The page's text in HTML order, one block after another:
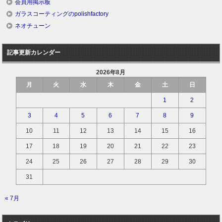
会員用掲示板
ガラスコーティングのpolishfactory
ネオチューン
記事更新カレンダー
2026年8月
月
火 水 木 金 土 日
1 2
3 4 5 6 7 8 9
10 11 12 13 14 15 16
17 18 19 20 21 22 23
24 25 26 27 28 29 30
31
« 7月